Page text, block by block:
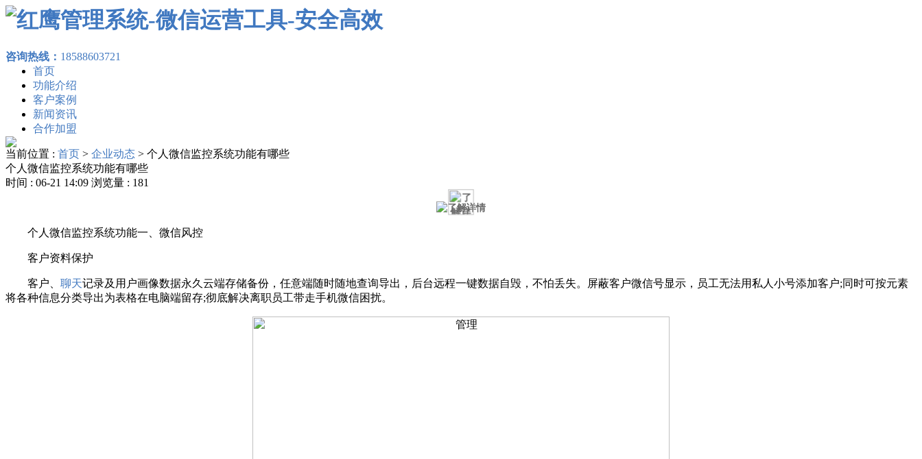
咨询热线： 18588603721
首页
功能介绍
客户案例
新闻资讯
合作加盟
当前位置 : 首页 > 企业动态 > 个人微信监控系统功能有哪些
个人微信监控系统功能有哪些
时间 : 06-21 14:09 浏览量 : 181
个人微信监控系统功能一、微信风控
客户资料保护
客户、 聊天记录及用户画像数据永久云端存储备份，任意端随时随地查询导出，后台远程一键数据自毁，不怕丢失。屏蔽客户微信号显示，员工无法用私人小号添加客户;同时可按元素
将各种信息分类导出为表格在电脑端留存;彻底解决离职员工带走手机微信困扰。